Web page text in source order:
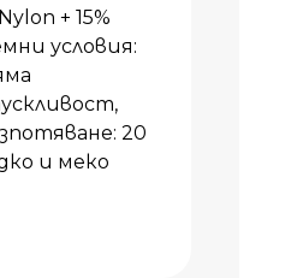
+ 15%
условия:
20
и меко